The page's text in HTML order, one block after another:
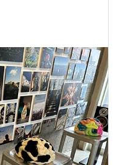
ルーツは、フ…